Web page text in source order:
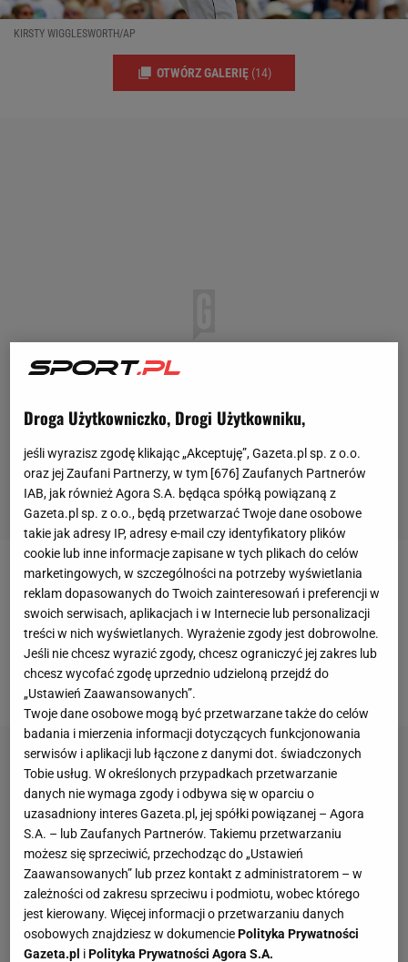
KIRSTY WIGGLESWORTH/AP
OTWÓRZ GALERIĘ (14)
Pojedynek Novaka Djokovicia z Keiem Nishikorim
zapowiadał się bardzo ciekawie. Nie bez powodu
organizatorzy umieścili to spotkania na korcie
centralnym w Londynie, a Rogera Federera i Kevina
Andersona przetransportowali na kort nr 1.
Droga Użytkowniczko, Drogi Użytkowniku,
jeśli wyrazisz zgodę klikając „Akceptuję”, Gazeta.pl sp. z o.o.
oraz jej Zaufani Partnerzy, w tym [676] Zaufanych Partnerów
IAB, jak również Agora S.A. będąca spółką powiązaną z
Gazeta.pl sp. z o.o., będą przetwarzać Twoje dane osobowe
takie jak adresy IP, adresy e-mail czy identyfikatory plików
cookie lub inne informacje zapisane w tych plikach do celów
marketingowych, w szczególności na potrzeby wyświetlania
reklam dopasowanych do Twoich zainteresowań i preferencji w
swoich serwisach, aplikacjach i w Internecie lub personalizacji
treści w nich wyświetlanych. Wyrażenie zgody jest dobrowolne.
Jeśli nie chcesz wyrazić zgody, chcesz ograniczyć jej zakres lub
chcesz wycofać zgodę uprzednio udzieloną przejdź do
„Ustawień Zaawansowanych”.
Twoje dane osobowe mogą być przetwarzane także do celów
badania i mierzenia informacji dotyczących funkcjonowania
serwisów i aplikacji lub łączone z danymi dot. świadczonych
Tobie usług. W określonych przypadkach przetwarzanie
danych nie wymaga zgody i odbywa się w oparciu o
uzasadniony interes Gazeta.pl, jej spółki powiązanej – Agora
S.A. – lub Zaufanych Partnerów. Takiemu przetwarzaniu
możesz się sprzeciwić, przechodząc do „Ustawień
Zaawansowanych” lub przez kontakt z administratorem – w
zależności od zakresu sprzeciwu i podmiotu, wobec którego
jest kierowany. Więcej informacji o przetwarzaniu danych
osobowych znajdziesz w dokumenciePolityka Prywatności
Gazeta.pl iPolityka Prywatności Agora S.A.